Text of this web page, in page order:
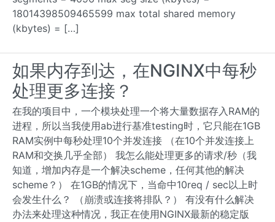
18014398509465599 max total shared memory
(kbytes) = […]
如果内存到达，在NGINX中每秒
处理更多连接？
在我的项目中，一个模块处理一个将大量数据存入RAM的
进程，所以当我使用ab进行基准testing时，它只能在1GB
RAM实例中每秒处理10个并发连接 （在10个并发连接上
RAM和交换几乎全部） 我怎么能处理更多的请求/秒（我
知道，增加内存是一个解决scheme，任何其他的解决
scheme？） 在1GB的情况下，当命中10req / sec以上时
会发生什么？ （崩溃或连接将排队？） 有没有什么解决
办法来处理这种情况，我正在使用NGINX最新的稳定版